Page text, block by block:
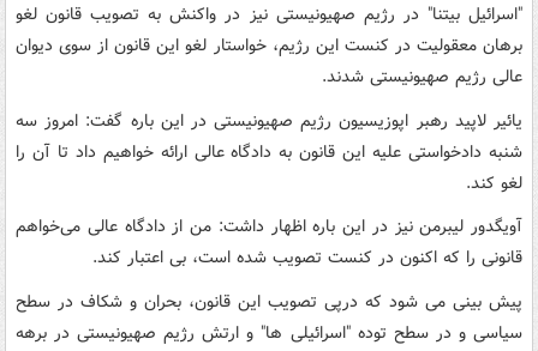
"اسرائیل بیتنا" در رژیم صهیونیستی نیز در واکنش به تصویب قانون لغو
برهان معقولیت در کنست این رژیم، خواستار لغو این قانون از سوی دیوان
عالی رژیم صهیونیستی شدند.
یائیر لاپید رهبر اپوزیسیون رژیم صهیونیستی در این باره گفت: امروز سه
شنبه دادخواستی علیه این قانون به دادگاه عالی ارائه خواهیم داد تا آن را
لغو کند.
آویگدور لیبرمن نیز در این باره اظهار داشت: من از دادگاه عالی می‌خواهم
قانونی را که اکنون در کنست تصویب شده است، بی اعتبار کند.
پیش بینی می شود که درپی تصویب این قانون، بحران و شکاف در سطح
سیاسی و در سطح توده "اسرائیلی ها" و ارتش رژیم صهیونیستی در برهه